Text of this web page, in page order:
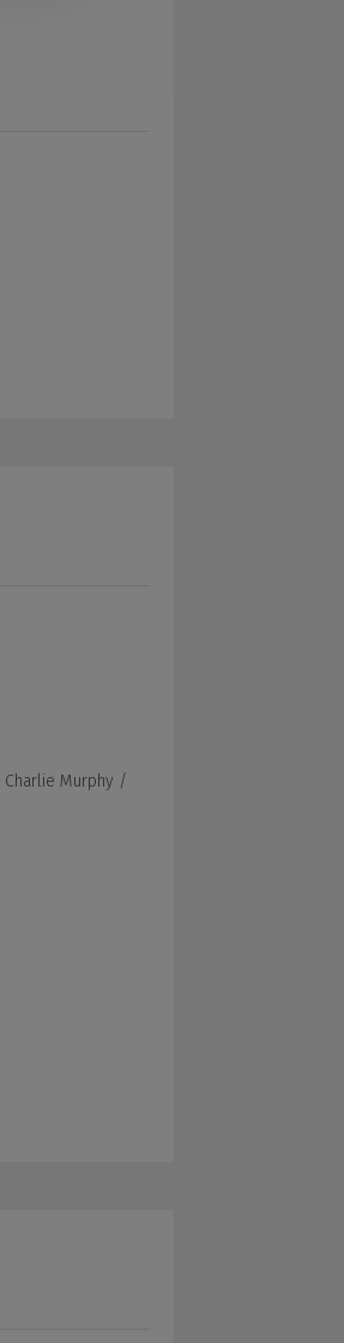
Charlie Murphy /